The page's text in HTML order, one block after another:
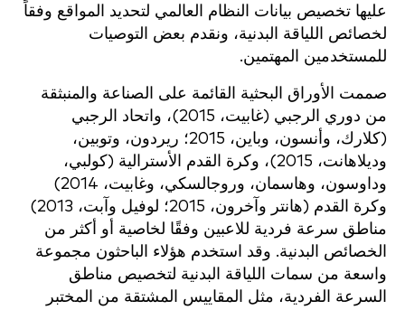
عليها تخصيص بيانات النظام العالمي لتحديد المواقع وفقاً
لخصائص اللياقة البدنية، ونقدم بعض التوصيات
للمستخدمين المهتمين.
صممت الأوراق البحثية القائمة على الصناعة والمنبثقة
من دوري الرجبي (غابيت، 2015)، واتحاد الرجبي
(كلارك، وأنسون، وباين، 2015؛ ريردون، وتوبين،
وديلاهانت، 2015)، وكرة القدم الأسترالية (كولبي،
وداوسون، وهاسمان، وروجالسكي، وغابيت، 2014)
وكرة القدم (هانتر وآخرون، 2015؛ لوفيل وآبت، 2013)
مناطق سرعة فردية للاعبين وفقًا لخاصية أو أكثر من
الخصائص البدنية. وقد استخدم هؤلاء الباحثون مجموعة
واسعة من سمات اللياقة البدنية لتخصيص مناطق
السرعة الفردية، مثل المقاييس المشتقة من المختبر